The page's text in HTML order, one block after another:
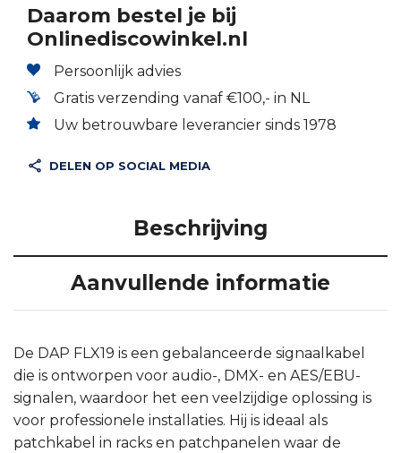
Daarom bestel je bij
Onlinediscowinkel.nl
Persoonlijk advies
Gratis verzending vanaf €100,- in NL
Uw betrouwbare leverancier sinds 1978
DELEN OP SOCIAL MEDIA
Beschrijving
Aanvullende informatie
De DAP FLX19 is een gebalanceerde signaalkabel
die is ontworpen voor audio-, DMX- en AES/EBU-
signalen, waardoor het een veelzijdige oplossing is
voor professionele installaties. Hij is ideaal als
patchkabel in racks en patchpanelen waar de